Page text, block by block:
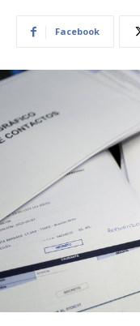
Facebook